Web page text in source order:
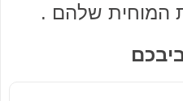
המוחית שלהם .